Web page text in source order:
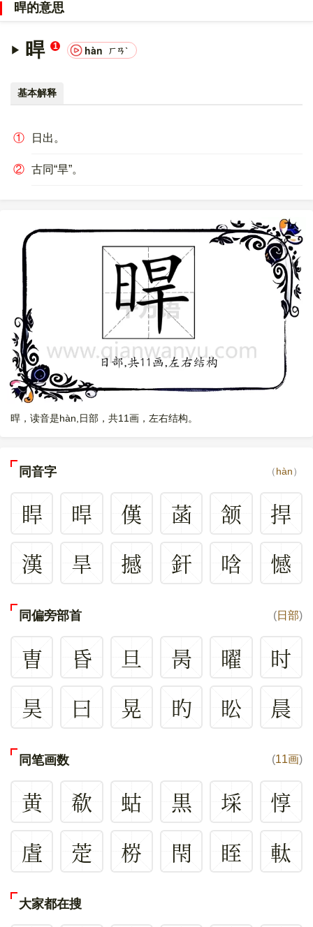
00006658，UTF-8：E6 99 98。
〔晘〕字的异体字是旱。
晘的意思
晘 1 hàn ㄏㄢˋ
基本解释
① 日出。
② 古同“旱”。
晘，读音是hàn,日部，共11画，左右结构。
同音字 （hàn）
睅 晘 傼 菡 颔
捍
漢
旱 撼 釬 唅 憾
同偏旁部首 (日部)
曺 昏 旦 昺 曜
时
昊
曰 晃 旳 昖 晨
同笔画数 (11画)
黄 欷 蛄 黒 埰
惇
虘
萣 梤 閇 眰 軚
大家都在搜